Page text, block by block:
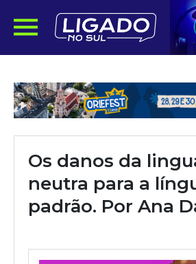
Os danos da
neutra para a
padrão. Por Ana